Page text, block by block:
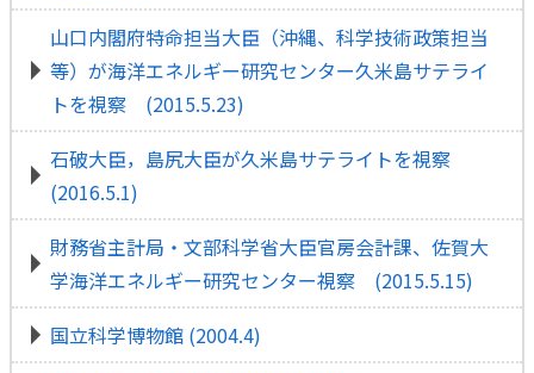
山口内閣府特命担当大臣（沖縄、科学技術政策担当
等）が海洋エネルギー研究センター久米島サテライ
トを視察 (2015.5.23)
石破大臣，島尻大臣が久米島サテライトを視察
(2016.5.1)
財務省主計局・文部科学省大臣官房会計課、佐賀大
学海洋エネルギー研究センター視察 (2015.5.15)
国立科学博物館 (2004.4)